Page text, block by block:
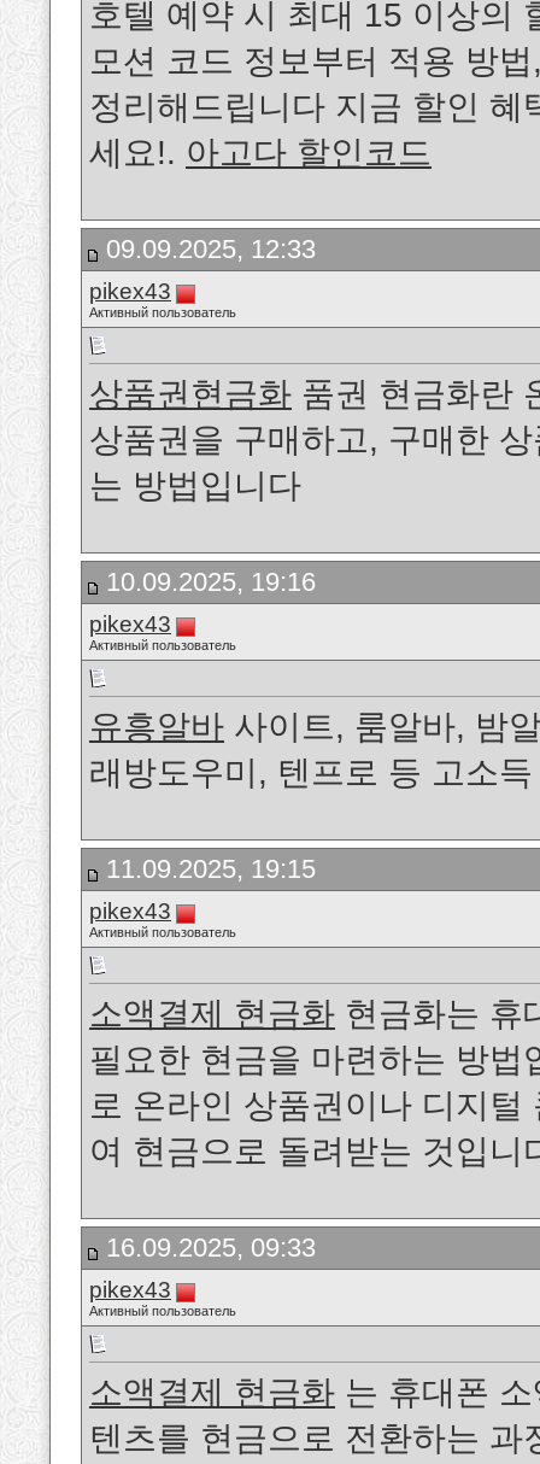
호텔 예약 시 최대 15 이상의
모션 코드 정보부터 적용 방
정리해드립니다 지금 할인
세요!. 아고다 할인코드
09.09.2025, 12:33
pikex43
Активный пользователь
상품권현금화 품권 현금화란
상품권을 구매하고, 구매한
는 방법입니다
10.09.2025, 19:16
pikex43
Активный пользователь
유흥알바 사이트, 룸알바, 밤
래방도우미, 텐프로 등 고소
11.09.2025, 19:15
pikex43
Активный пользователь
소액결제 현금화 현금화는 휴
필요한 현금을 마련하는 방
로 온라인 상품권이나 디지
여 현금으로 돌려받는 것입니
16.09.2025, 09:33
pikex43
Активный пользователь
소액결제 현금화 는 휴대폰
텐츠를 현금으로 전환하는